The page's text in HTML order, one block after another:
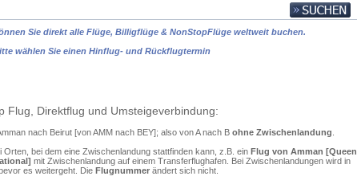
Sie direkt alle Flüge, Billigflüge & NonStopFlüge weltweit buchen.
wählen Sie einen Hinflug- und Rückflugtermin
Flug, Direktflug und Umsteigeverbindung:
nach Beirut [von AMM nach BEY]; also von A nach B ohne Zwischenlandung
bei dem eine Zwischenlandung stattfinden kann, z.B. ein Flug von Amman [Queen
mit Zwischenlandung auf einem Transferflughafen. Bei Zwischenlandungen wird in
es weitergeht. Die Flugnummer ändert sich nicht.